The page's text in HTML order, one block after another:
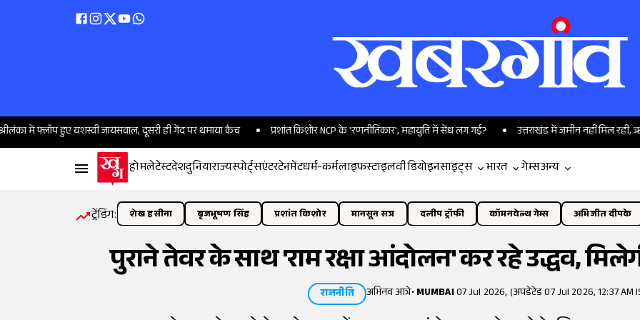
यशस्वी जायसवाल, दूसरी ही गेंद पर थमाया कैच प्रशांत किशोर NCP के 'रणनीतिकार', महायुति में सेंध लग गई? उत्तराखंड में जमीन नहीं मिल रही, ऋषभ पंत के ट्वीट
होमलेटेस्टदेशदुनियाराज्यस्पोर्ट्सएंटरटेनमेंटधर्म-कर्मलाइफस्टाइलवीडियोइनसाइट्स भारत गेम्सअन्य
ट्रेंडिंग: शेख हसीना बृजभूषण सिंह प्रशांत किशोर मानसून सत्र दलीप ट्रॉफी कॉमनवेल्थ गेम्स अभिजीत दीपके
पुराने तेवर के साथ 'राम रक्षा आंदोलन' कर रहे उद्धव,
राजनीति अभिनव आत्रे•MUMBAI07 Jul 2026, (अपडेटेड 07 Jul 2026, 12:37 AM